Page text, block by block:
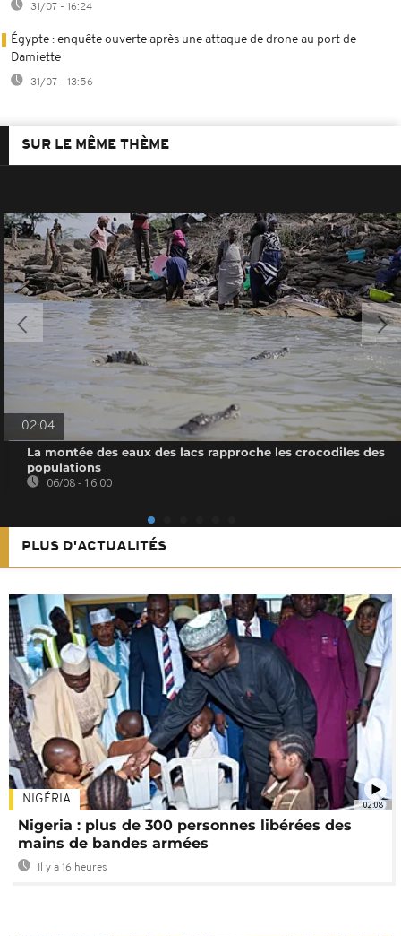
31/07 - 16:24
Égypte : enquête ouverte après une attaque de drone au port de
Damiette
31/07 - 13:56
SUR LE MÊME THÈME
02:04
La montée des eaux des lacs rapproche les crocodiles des
populations
06/08 - 16:00
PLUS D'ACTUALITÉS
02:08
NIGÉRIA
Nigeria : plus de 300 personnes libérées des
mains de bandes armées
Il y a 16 heures